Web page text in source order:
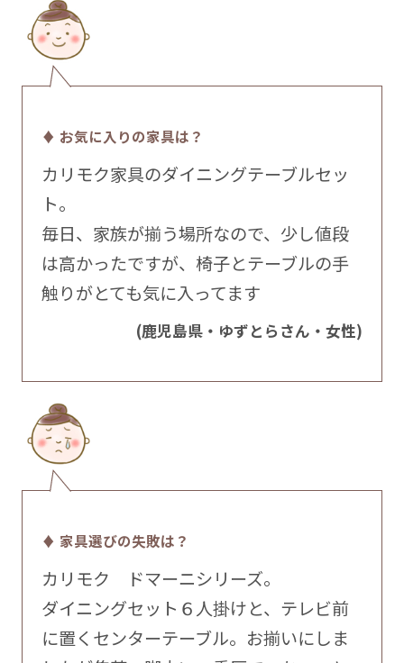
♦ お気に入りの家具は？
カリモク家具のダイニングテーブルセッ
ト。
毎日、家族が揃う場所なので、少し値段
は高かったですが、椅子とテーブルの手
触りがとても気に入ってます
(鹿児島県・ゆずとらさん・女性)
♦ 家具選びの失敗は？
カリモク ドマーニシリーズ。
ダイニングセット６人掛けと、テレビ前
に置くセンターテーブル。お揃いにしま